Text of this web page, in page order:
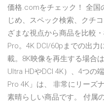
価格.comをチェック！ 全国
じめ、スペック検索、クチ
ざまな視点から商品を比較
Pro。4K DCI/60pまでの出力
載。8K映像を再生する場合
Ultra HDやDCI 4K）、4つの
Pro 4K」は、 非常にリーズ
素晴らしい商品です。 付属